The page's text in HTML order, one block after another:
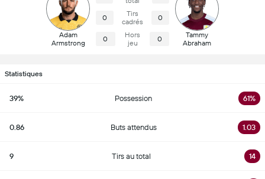
Adam
Armstrong
0
Tirs
cadrés
0
0
Hors
jeu
0
Tammy
Abraham
Statistiques
39% Possession 61%
0.86 Buts attendus 1.03
9 Tirs au total 14